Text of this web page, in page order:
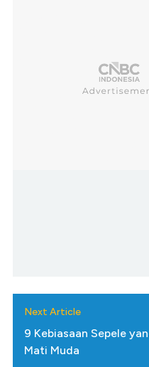
Next Article
9 Kebiasaan Sepele
Mati Muda